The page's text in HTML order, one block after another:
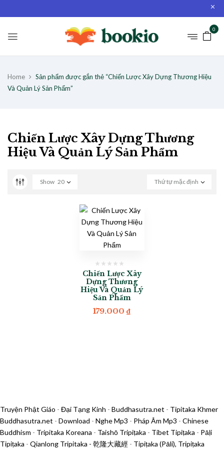
0
Home
Sản phẩm được gắn thẻ “Chiến Lược Xây Dựng Thương Hiệu
Và Quản Lý Sản Phẩm”
Chiến Lược Xây Dựng Thương
Hiệu Và Quản Lý Sản Phẩm
Thứ tự mặc định
Show 20
Chiến Lược Xây
Dựng Thương
Hiệu Và Quản Lý
Sản Phẩm
179.000₫
Truyện Phật Giáo - Đại Tạng Kinh - Buddhasutra.net - Tipitaka Khmer
Buddhasutra.net - Download - Nghe Mp3 - Pháp Âm Mp3 - Chinese
Buddhism - Tripitaka Koreana - Taishō Tripiṭaka - Tibet Tipiṭaka - Pāḷi
Tipiṭaka - Qianlong Tripitaka - 乾隆大藏經 - Tipiṭaka (Pāli), Tripiṭaka